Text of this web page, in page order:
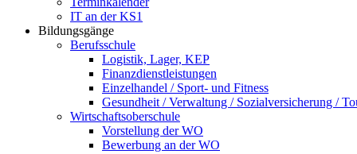
IT an der KS1
Bildungsgänge
Berufsschule
Logistik, Lager, KEP
Finanzdienstleistungen
Einzelhandel / Sport- und Fitness
Gesundheit / Verwaltung / Sozialversicherung /
Wirtschaftsoberschule
Vorstellung der WO
Bewerbung an der WO